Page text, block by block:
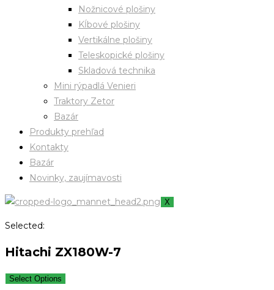
Nožnicové plošiny
Kĺbové plošiny
Vertikálne plošiny
Teleskopické plošiny
Skladová technika
Mini rýpadlá Venieri
Traktory Zetor
Bazár
Produkty prehľad
Kontakty
Bazár
Novinky, zaujímavosti
X
Selected:
Hitachi ZX180W-7
Select Options